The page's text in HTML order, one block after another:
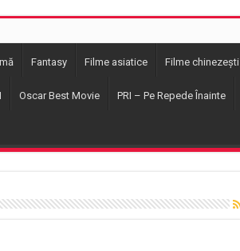
Fantasy Filme asiatice Filme chinezești
Oscar Best Movie PRI – Pe Repede Înainte